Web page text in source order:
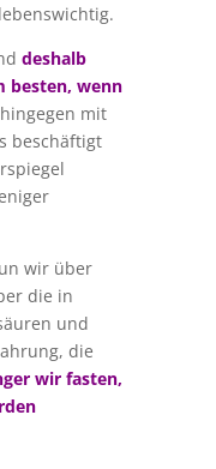
deshalb
besten, wenn
mit
beschäftigt
wir über
die in
und
die
wir fasten,